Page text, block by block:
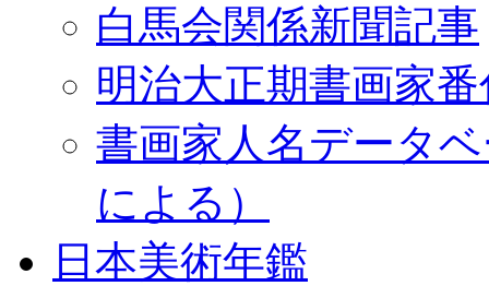
白馬会関係新聞記事
明治大正期書画家
書画家人名データ
による）
日本美術年鑑